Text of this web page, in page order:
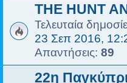
THE HUNT
Τελευταία
23 Σεπ 2016,
Απαντήσεις: 89
22η